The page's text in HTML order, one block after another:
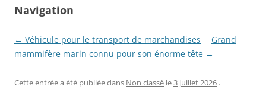
Navigation
← Véhicule pour le transport de marchandises
Grand
mammifère marin connu pour son énorme tête →
Cette entrée a été publiée dans Non classé le3 juillet 2026 .